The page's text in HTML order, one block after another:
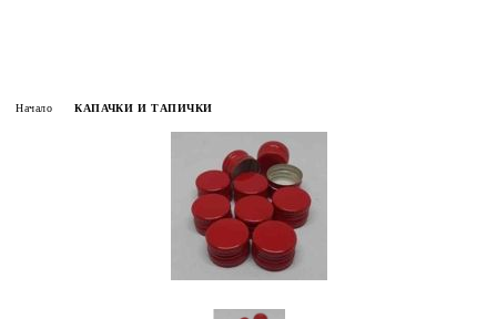
Начало КАПАЧКИ И ТАПИЧКИ